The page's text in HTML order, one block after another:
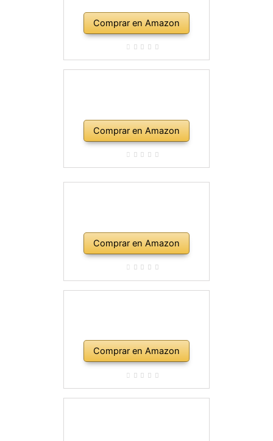
Comprar en Amazon
Comprar en Amazon
Comprar en Amazon
Comprar en Amazon